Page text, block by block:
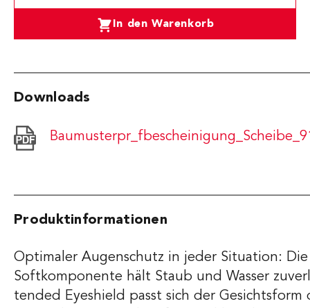
In den Warenkorb
Produktinformationen
Optimaler Augenschutz in jeder Situation:
Softkomponente hält Staub und Wasser
tended Eyeshield passt sich der Gesichtsform
Downloads